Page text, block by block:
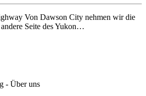
Von Dawson City nehmen wir die
Seite des Yukon…